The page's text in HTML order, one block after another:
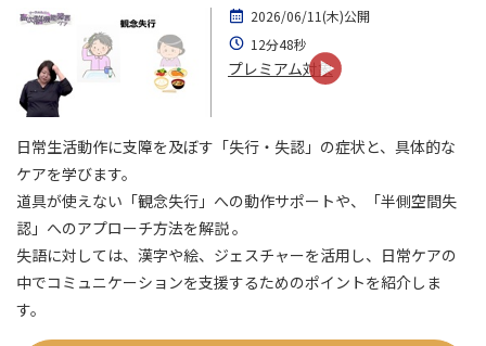
2026/06/11(木)公開
12分48秒
プレミアム対象
日常生活動作に支障を及ぼす「失行・失認」の症状と、具体的な
ケアを学びます。
道具が使えない「観念失行」への動作サポートや、「半側空間失
認」へのアプローチ方法を解説 。
失語に対しては、漢字や絵、ジェスチャーを活用し、日常ケアの
中でコミュニケーションを支援するためのポイントを紹介しま
す。